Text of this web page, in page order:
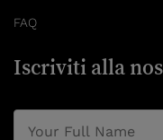
FAQ
Iscriviti alla